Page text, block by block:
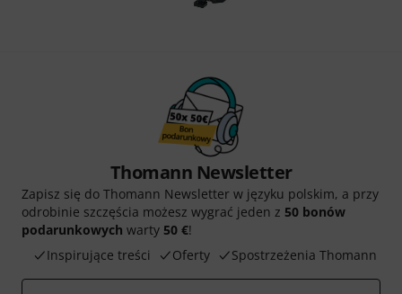
Thomann Newsletter
Zapisz się do Thomann Newsletter w języku polskim, a przy
odrobinie szczęścia możesz wygrać jeden z 50 bonów
podarunkowych warty 50 €!
Inspirujące treści
Oferty Spostrzeżenia Thomann